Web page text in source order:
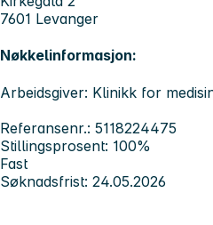
7601 Levanger
Nøkkelinformasjon:
Arbeidsgiver: Klinikk for
Referansenr.: 5118224475
Stillingsprosent: 100%
Fast
Søknadsfrist: 24.05.2026